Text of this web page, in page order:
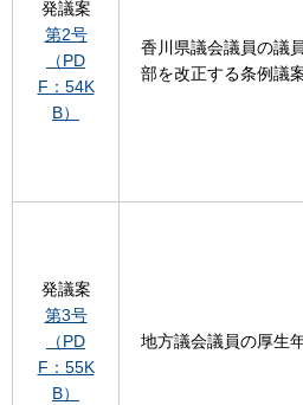
発議案
第2号
（PD
F：54K
B）
香川県議会議員の議
部を改正する条例議
発議案
第3号
（PD
F：55K
B）
地方議会議員の厚生